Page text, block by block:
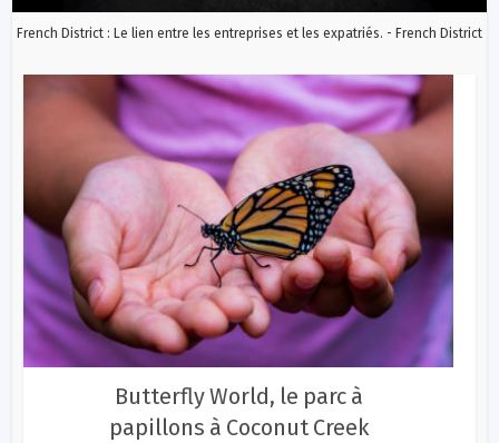
French District : Le lien entre les entreprises et les expatriés. - French District
Butterfly World, le parc à
papillons à Coconut Creek